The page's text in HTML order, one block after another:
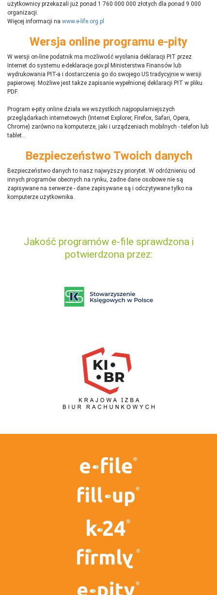
użytkownicy przekazali już ponad 1 760 000 000 złotych dla ponad 9 000
organizacji.
Więcej informacji na www.e-life.org.pl
Wersja online programu e-pity
W wersji on-line podatnik ma możliwość wysłania deklaracji PIT przez
Internet do systemu e-deklaracje.gov.pl Ministerstwa Finansów lub
wydrukowania PIT-a i dostarczenia go do swojego US tradycyjnie w wersji
papierowej. Możliwe jest także zapisanie wypełnionej deklaracji PIT w pliku
PDF.
Program e-pity online działa we wszystkich najpopularniejszych
przeglądarkach internetowych (Internet Explorer, Firefox, Safari, Opera,
Chrome) zarówno na komputerze, jaki i urządzeniach mobilnych - telefon lub
tablet..
Bezpieczeństwo Twoich danych
Bezpieczeństwo danych to nasz najwyższy priorytet. W odróżnieniu od
innych programów obecnych na rynku, żadne dane osobowe nie są
zapisywane na serwerze - dane zapisywane są i odczytywane tylko na
komputerze użytkownika.
Jakość programów e-file sprawdzona i
potwierdzona przez: